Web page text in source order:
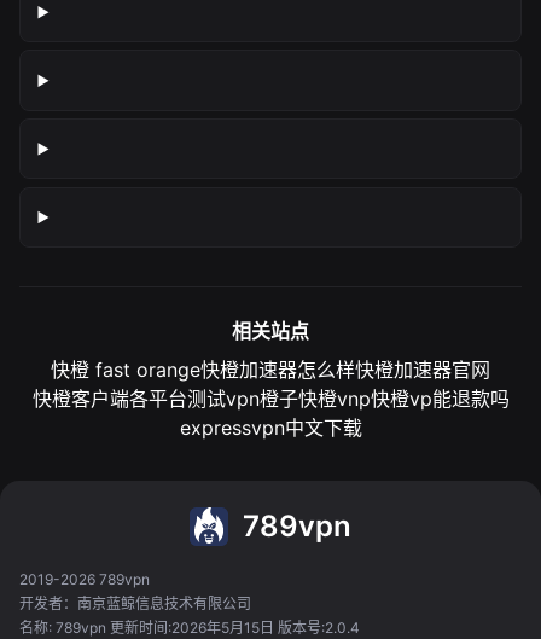
相关站点
快橙 fast orange快橙加速器怎么样快橙加速器官网
快橙客户端各平台测试vpn橙子快橙vnp快橙vp能退款吗
expressvpn中文下载
789vpn
2019-2026 789vpn
开发者：南京蓝鲸信息技术有限公司
名称: 789vpn 更新时间:2026年5月15日 版本号:2.0.4